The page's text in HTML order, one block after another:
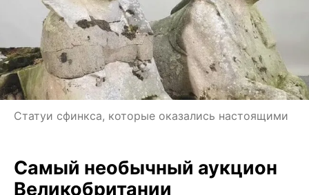
Статуи сфинкса, которые оказались настоящими
Самый необычный аукцион
Великобритании